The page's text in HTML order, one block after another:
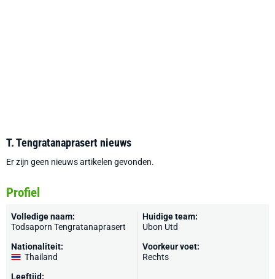
T. Tengratanaprasert nieuws
Er zijn geen nieuws artikelen gevonden.
Profiel
Volledige naam:
Todsaporn Tengratanaprasert
Nationaliteit:
Thailand
Leeftijd:
Huidige team:
Ubon Utd
Voorkeur voet:
Rechts